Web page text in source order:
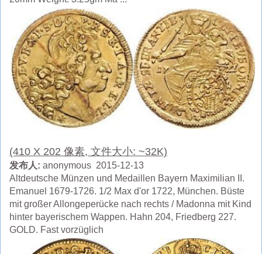
(410 X 202 像素, 文件大小: ~32K)
发布人: anonymous 2015-12-13
Altdeutsche Münzen und Medaillen Bayern Maximilian II.
Emanuel 1679-1726. 1/2 Max d'or 1722, München. Büste
mit großer Allongeperücke nach rechts / Madonna mit Kind
hinter bayerischem Wappen. Hahn 204, Friedberg 227.
GOLD. Fast vorzüglich